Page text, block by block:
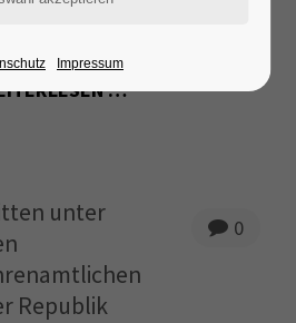
600
Gosheim-Wehingen
…
0
unter
Republik
Impressum